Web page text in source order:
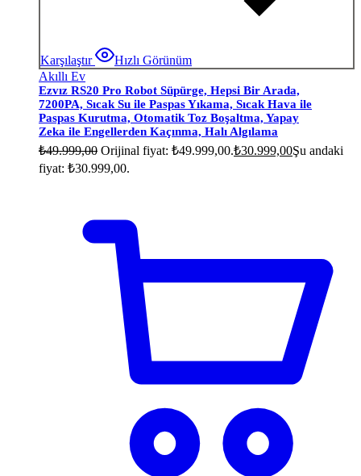
Karşılaştır
Hızlı Görünüm
Akıllı Ev
Ezvız RS20 Pro Robot Süpürge, Hepsi Bir Arada,
7200PA, Sıcak Su ile Paspas Yıkama, Sıcak Hava ile
Paspas Kurutma, Otomatik Toz Boşaltma, Yapay
Zeka ile Engellerden Kaçınma, Halı Algılama
₺49.999,00 Orijinal fiyat: ₺49.999,00.₺30.999,00Şu andaki
fiyat: ₺30.999,00.